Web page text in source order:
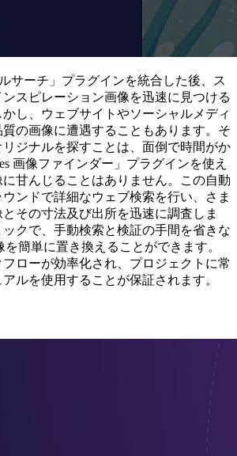
ルサーチ」プラグインを統合した後、ス
スピレーション画像を迅速に見つける
し、ウェブサイトやソーシャルメディ
の画像に遭遇することもあります。そ
ジナルを探すことは、面倒で時間がか
画像ファインダー」プラグインを使え
甘んじることはありません。この自動
ンドで詳細なウェブ検索を行い、さま
その寸法及び出所を迅速に調査しま
クで、手動検索と検証の手間を省きな
を簡単に置き換えることができます。
ローが効率化され、プロジェクトに常
ルを使用することが保証されます。